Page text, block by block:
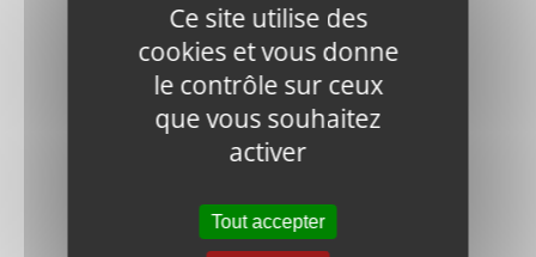
V400-FN.B-
M8x20-8.8-
DIN-1 BOLT
Ce site utilise des
cookies et vous donne
le contrôle sur ceux
que vous souhaitez
activer
Tout accepter